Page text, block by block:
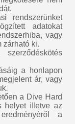
rendszerünket
adatokat
vagy
zárható ki.
a honlapon
ár, vagy
a Dive Hard
helyet illetve az
a